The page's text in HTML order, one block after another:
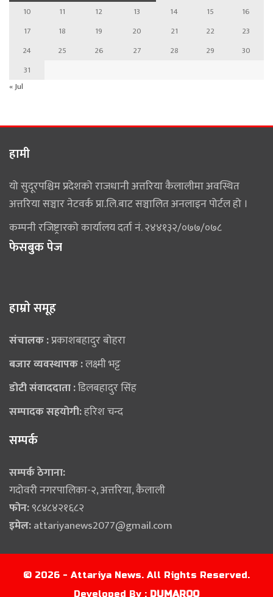
10
11 12 13 14 15
16
17
18 19 20 21 22
23
24
25 26 27 28 29
30
31
« Jul
हामी
यो सुदूरपश्चिम प्रदेशको राजधानी अत्तरिया कैलालीमा अवस्थित
अत्तरिया सञ्चार नेटवर्क प्रा.लि.बाट सञ्चालित अनलाइन पोर्टल हो ।
कम्पनी रजिष्ट्रारको कार्यालय दर्ता नं. २४४१३२/०७७/०७८
फेसबुक पेज
हाम्राे समूह
संचालक :प्रकाशबहादुर बोहरा
बजार व्यवस्थापक :लक्ष्मी भट्ट
डोटी संवाददाता :डिलबहादुर सिंह
सम्पादक सहयोगी:हरिश चन्द
सम्पर्क
सम्पर्क ठेगाना:
गदोवरी नगरपालिका-२, अत्तरिया, कैलाली
फोन:९८४८४२१६८२
इमेल:attariyanews2077@gmail.com
© 2026 - Attariya News. All Rights Reserved.
Developed By : DUMAROO